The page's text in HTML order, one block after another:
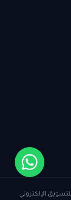
الإلكتروني